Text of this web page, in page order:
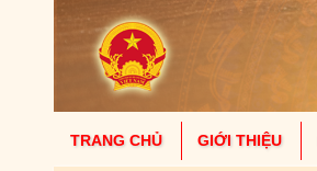
TRANG CHỦ GIỚI THIỆU